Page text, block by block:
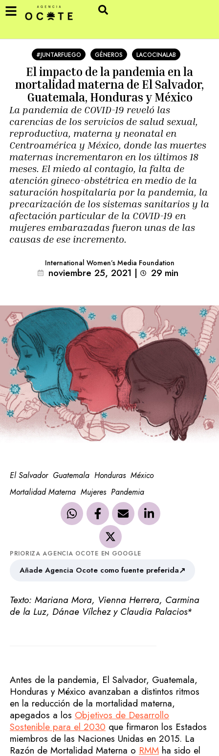
#JUNTARFUEGO GÉNEROS LACOCINALAB
El impacto de la pandemia en la
mortalidad materna de El Salvador,
Guatemala, Honduras y México
La pandemia de COVID-19 reveló las
carencias de los servicios de salud sexual,
reproductiva, materna y neonatal en
Centroamérica y México, donde las muertes
maternas incrementaron en los últimos 18
meses. El miedo al contagio, la falta de
atención gineco-obstétrica en medio de la
saturación hospitalaria por la pandemia, la
precarización de los sistemas sanitarios y la
afectación particular de la COVID-19 en
mujeres embarazadas fueron unas de las
causas de ese incremento.
International Women’s Media Foundation
noviembre 25, 2021 | 29 min
El Salvador Guatemala Honduras México
Mortalidad Materna Mujeres Pandemia
PRIORIZA AGENCIA OCOTE EN GOOGLE
Añade Agencia Ocote como fuente preferida↗
Texto: Mariana Mora, Vienna Herrera, Carmina
de la Luz, Dánae Vílchez y Claudia Palacios*
Antes de la pandemia, El Salvador, Guatemala,
Honduras y México avanzaban a distintos ritmos
en la reducción de la mortalidad materna,
apegados a los Objetivos de Desarrollo
Sostenible para el 2030 que firmaron los Estados
miembros de las Naciones Unidas en 2015. La
Razón de Mortalidad Materna o RMM ha sido el